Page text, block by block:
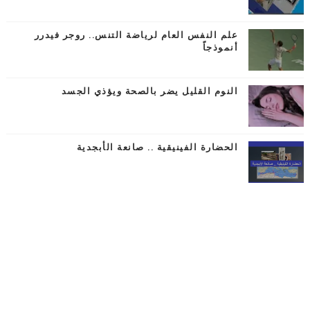
علم النفس العام لرياضة التنس.. روجر فيدرر
أنموذجاً
النوم القليل يضر بالصحة ويؤذي الجسد
الحضارة الفينيقية .. صانعة الأبجدية